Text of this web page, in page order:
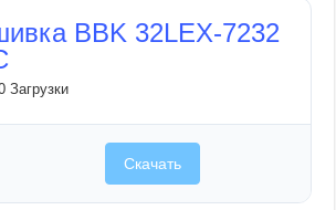
BBK 32LEX-7232
Загрузки
Скачать